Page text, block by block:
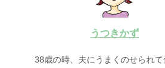
うつきかず
38歳の時、夫にうまくのせられて